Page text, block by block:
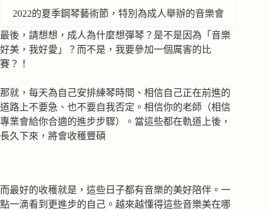
2022的夏季鋼琴藝術節，特別為成人舉辦的音樂會
最後，請想想，成人為什麼想彈琴？是不是因為「音樂
好美，我好愛」？而不是，我要參加一個厲害的比
賽？！
那就，每天為自己安排練琴時間、相信自己正在前進的
道路上不要急、也不要自我否定。相信你的老師（相信
專業會給你合適的進步步驟）。當這些都在軌道上後，
長久下來，將會收穫豐碩
而最好的收穫就是，這些日子都有音樂的美好陪伴。一
點一滴看到更進步的自己。越來越懂得這些音樂美在哪